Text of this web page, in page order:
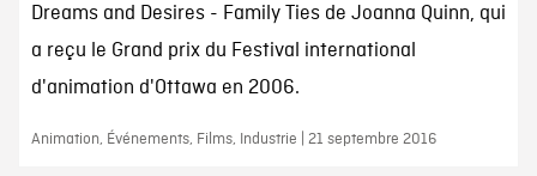
Dreams and Desires - Family Ties de Joanna Quinn, qui
a reçu le Grand prix du Festival international
d'animation d'Ottawa en 2006.
Animation, Événements, Films, Industrie | 21 septembre 2016